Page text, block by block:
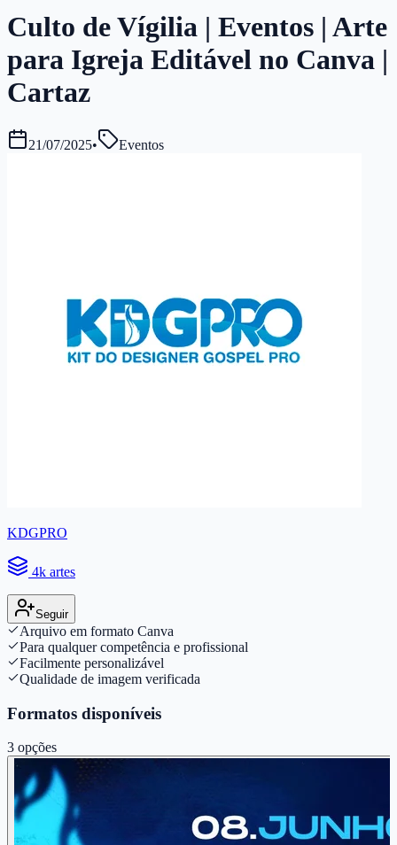
Culto de Vígilia | Eventos | Arte
para Igreja Editável no Canva |
Cartaz
21/07/2025• Eventos
KDGPRO
4k artes
Seguir
Arquivo em formato Canva
Para qualquer competência e profissional
Facilmente personalizável
Qualidade de imagem verificada
Formatos disponíveis
3 opções